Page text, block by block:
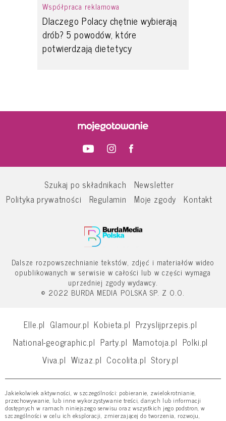
Współpraca reklamowa
Dlaczego Polacy chętnie wybierają
drób? 5 powodów, które
potwierdzają dietetycy
Szukaj po składnikach
Newsletter
Polityka prywatności
Regulamin Moje zgody Kontakt
Dalsze rozpowszechnianie tekstów, zdjęć i materiałów wideo
opublikowanych w serwisie w całości lub w części wymaga
uprzedniej zgody wydawcy.
© 2022 BURDA MEDIA POLSKA SP. Z O.O.
Elle.pl Glamour.pl Kobieta.pl Przyslijprzepis.pl
National-geographic.pl Party.pl Mamotoja.pl Polki.pl
Viva.pl Wizaz.pl Cocolita.pl Story.pl
Jakiekolwiek aktywności, w szczególności: pobieranie, zwielokrotnianie,
przechowywanie, lub inne wykorzystywanie treści, danych lub informacji
dostępnych w ramach niniejszego serwisu oraz wszystkich jego podstron, w
szczególności w celu ich eksploracji, zmierzającej do tworzenia, rozwoju,